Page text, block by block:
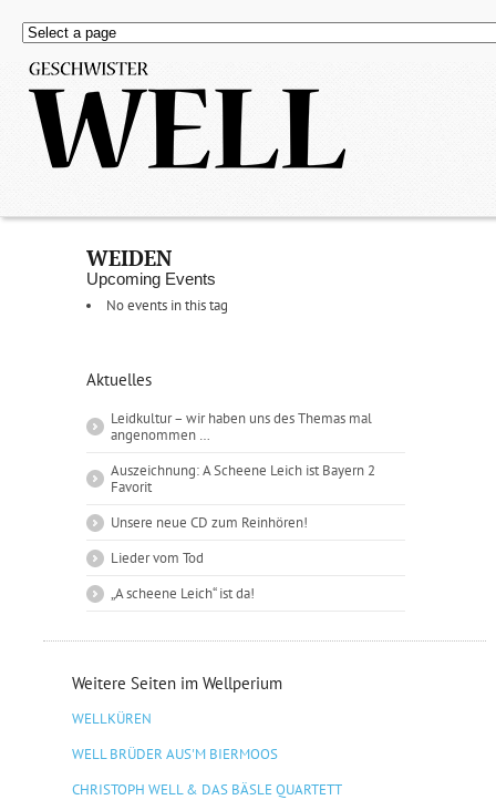
WEIDEN
Upcoming Events
No events in this tag
Aktuelles
Leidkultur – wir haben uns des Themas mal
angenommen …
Auszeichnung: A Scheene Leich ist Bayern 2
Favorit
Unsere neue CD zum Reinhören!
Lieder vom Tod
„A scheene Leich“ ist da!
Weitere Seiten im Wellperium
WELLKÜREN
WELL BRÜDER AUS'M BIERMOOS
CHRISTOPH WELL & DAS BÄSLE QUARTETT